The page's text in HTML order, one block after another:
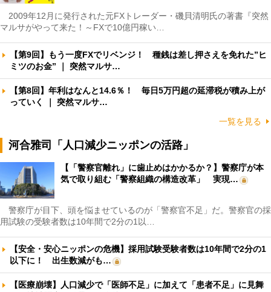
2009年12月に発行された元FXトレーダー・磯貝清明氏の著書『突然
マルサがやって来た！～FXで10億円稼い…
【第9回】もう一度FXでリベンジ！ 種銭は差し押さえを免れた”ヒ
ミツのお金” ｜ 突然マルサ…
【第8回】年利はなんと14.6％！ 毎日5万円超の延滞税が積み上が
っていく ｜ 突然マルサ…
一覧を見る
河合雅司「人口減少ニッポンの活路」
【「警察官離れ」に歯止めはかかるか？】警察庁が本
気で取り組む「警察組織の構造改革」 実現…
警察庁が目下、頭を悩ませているのが「警察官不足」だ。警察官の採
用試験の受験者数は10年間で2分の1以…
【安全・安心ニッポンの危機】採用試験受験者数は10年間で2分の1
以下に！ 出生数減がも…
【医療崩壊】人口減少で「医師不足」に加えて「患者不足」に見舞